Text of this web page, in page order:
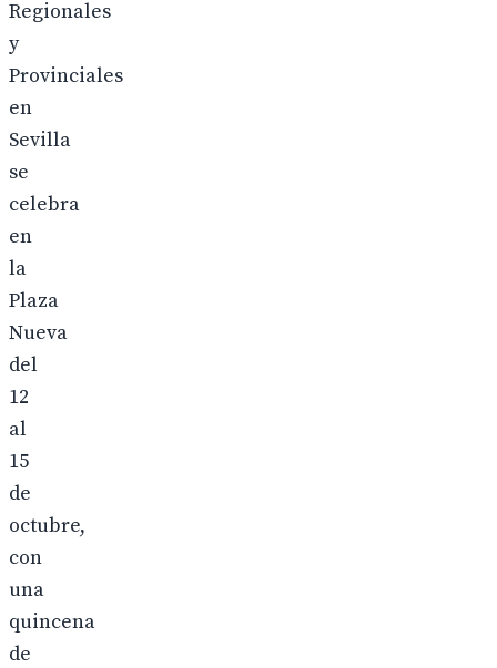
Regionales
y
Provinciales
en
Sevilla
se
celebra
en
la
Plaza
Nueva
del
12
al
15
de
octubre,
con
una
quincena
de